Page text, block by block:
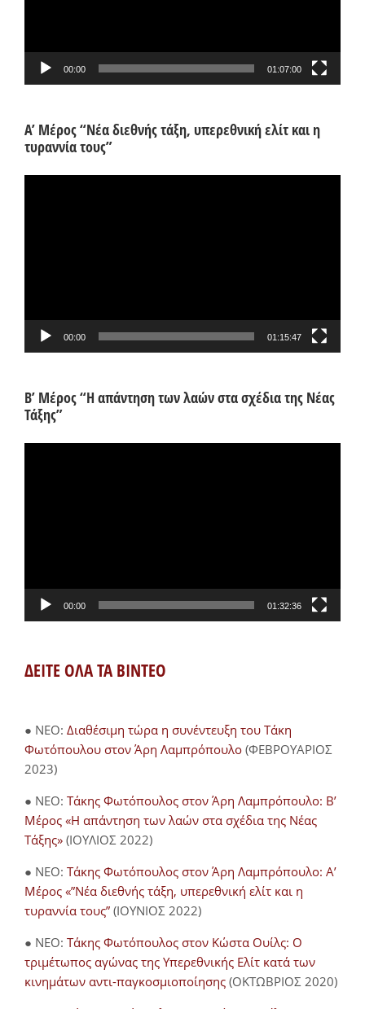
00:00 01:07:00
Α’ Μέρος “Νέα διεθνής τάξη, υπερεθνική ελίτ και η
τυραννία τους”
00:00 01:15:47
Β’ Μέρος “Η απάντηση των λαών στα σχέδια της Νέας
Τάξης”
00:00 01:32:36
ΔΕΙΤΕ ΟΛΑ ΤΑ ΒΙΝΤΕΟ
● NEO: Διαθέσιμη τώρα η συνέντευξη του Τάκη
Φωτόπουλου στον Άρη Λαμπρόπουλο (ΦΕΒΡΟΥΑΡΙΟΣ
2023)
● NEO: Τάκης Φωτόπουλος στον Άρη Λαμπρόπουλο: Β’
Μέρος «Η απάντηση των λαών στα σχέδια της Νέας
Τάξης» (ΙΟΥΛΙΟΣ 2022)
● NEO: Τάκης Φωτόπουλος στον Άρη Λαμπρόπουλο: Α’
Μέρος «”Νέα διεθνής τάξη, υπερεθνική ελίτ και η
τυραννία τους” (ΙΟΥΝΙΟΣ 2022)
● NEO: Τάκης Φωτόπουλος στον Κώστα Ουίλς: Ο
τριμέτωπος αγώνας της Υπερεθνικής Ελίτ κατά των
κινημάτων αντι-παγκοσμιοποίησης (ΟΚΤΩΒΡΙΟΣ 2020)